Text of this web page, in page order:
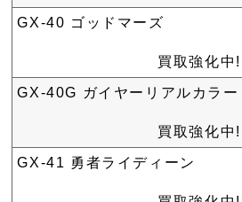
GX-40 ゴッドマーズ
買取強化中!
GX-40G ガイヤーリアルカラー
買取強化中!
GX-41 勇者ライディーン